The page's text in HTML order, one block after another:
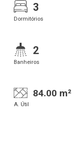
3
Dormitórios
2
Banheiros
84.00 m²
A. Útil